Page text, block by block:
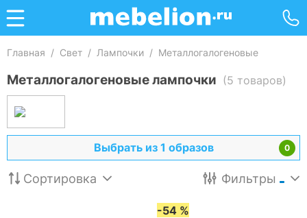
Главная / Свет / Лампочки / Металлогалогеновые
Металлогалогеновые лампочки (5 товаров)
0
Выбрать из 1 образов
Сортировка Фильтры
-54 %